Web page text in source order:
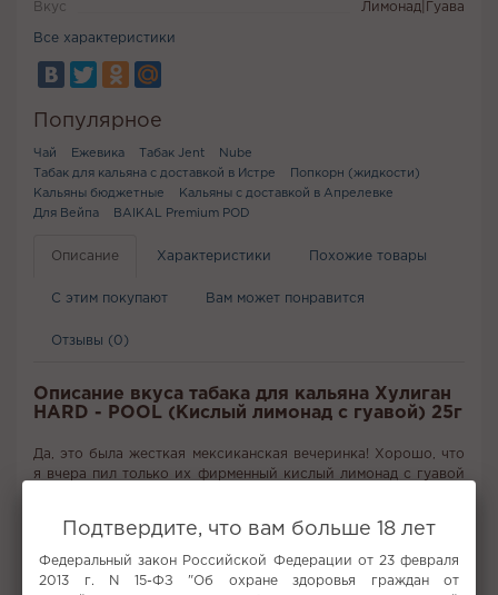
Вкус Лимонад|Гуава
Все характеристики
Популярное
Чай Ежевика Табак Jent
Nube
Табак для кальяна с доставкой в Истре
Попкорн (жидкости)
Кальяны бюджетные
Кальяны с доставкой в Апрелевке
Для Вейпа
BAIKAL Premium POD
Описание Характеристики Похожие товары
С этим покупают Вам может понравится
Отзывы (0)
Описание вкуса табака для кальяна Хулиган
HARD - POOL (Кислый лимонад с гуавой) 25г
Да, это была жесткая мексиканская вечеринка! Хорошо, что
я вчера пил только их фирменный кислый лимонад с гуавой
Лимонад, кстати, бомба!
Вкус: Лимонад, Гуава
Подтвердите, что вам больше 18 лет
Федеральный закон Российской Федерации от 23 февраля
2013 г. N 15-ФЗ "Об охране здоровья граждан от